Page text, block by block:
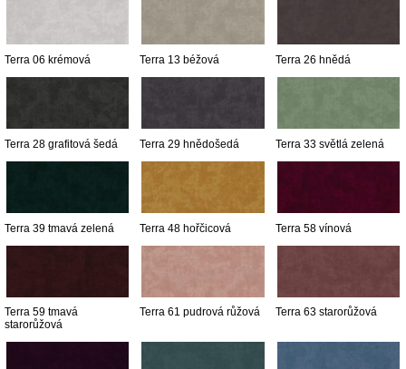
Terra 06 krémová Terra 13 béžová Terra 26 hnědá
Terra 28 grafitová šedá Terra 29 hnědošedá Terra 33 světlá zelená
Terra 39 tmavá zelená Terra 48 hořčicová Terra 58 vínová
Terra 59 tmavá
starorůžová
Terra 61 pudrová růžová Terra 63 starorůžová